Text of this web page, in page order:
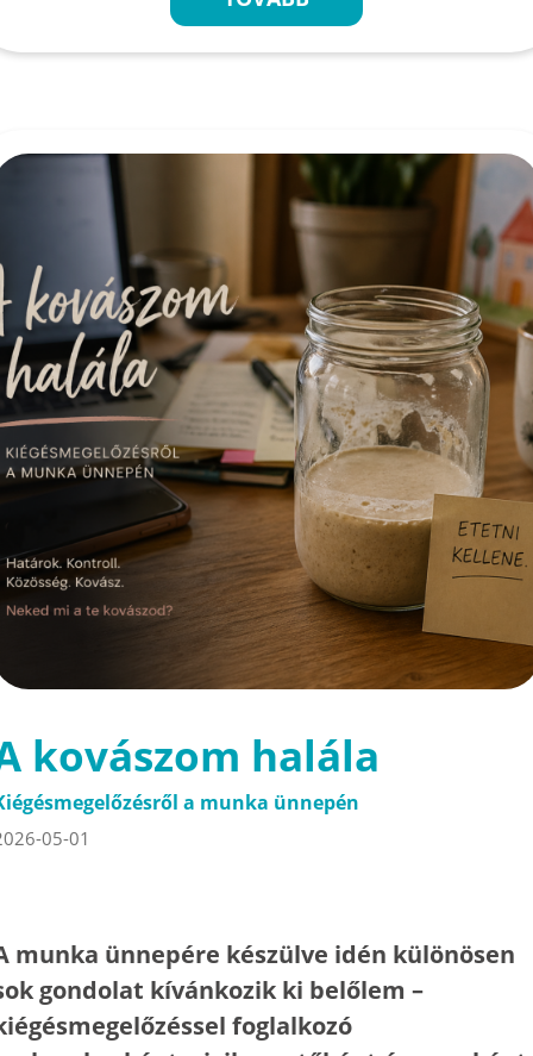
kovászom halála
a munka ünnepén
05-01
munka ünnepére készülve idén különösen
gondolat kívánkozik ki belőlem –
foglalkozó